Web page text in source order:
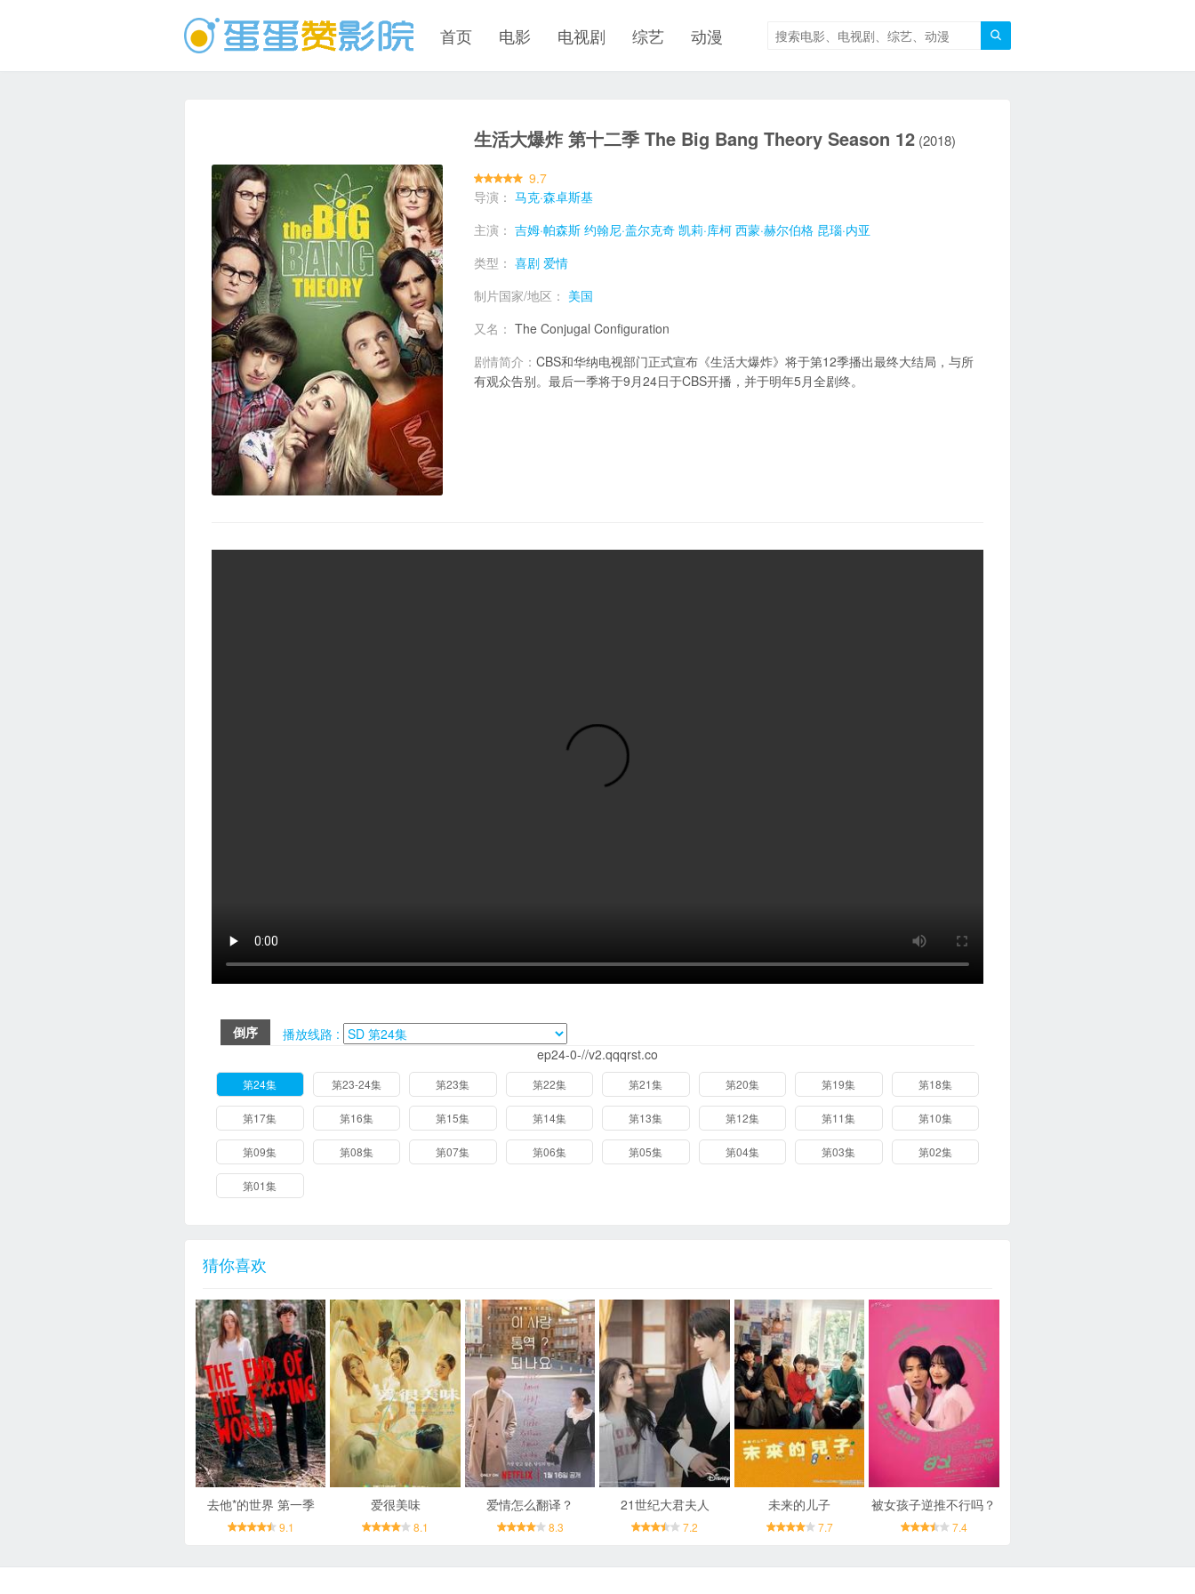

首页 电影 电视剧 综艺 动漫
生活大爆炸 第十二季 The Big Bang Theory Season 12 (2018)
9.7
导演： 马克·森卓斯基
主演： 吉姆·帕森斯 约翰尼·盖尔克奇 凯莉·库柯 西蒙·赫尔伯格 昆瑙·内亚
类型： 喜剧 爱情
制片国家/地区： 美国
又名： The Conjugal Configuration
剧情简介： CBS和华纳电视部门正式宣布《生活大爆炸》将于第12季播出最终大结局，与所
有观众告别。最后一季将于9月24日于CBS开播，并于明年5月全剧终。
倒序
播放线路 :
ep24-0-//v2.qqqrst.co
第24集 第23-24集 第23集 第22集 第21集 第20集 第19集 第18集
第17集 第16集 第15集 第14集 第13集 第12集 第11集 第10集
第09集 第08集 第07集 第06集 第05集 第04集 第03集 第02集
第01集
猜你喜欢
去他*的世界 第一季
9.1
爱很美味
8.1
爱情怎么翻译？
8.3
21世纪大君夫人
7.2
未来的儿子
7.7
被女孩子逆推不行吗？
7.4